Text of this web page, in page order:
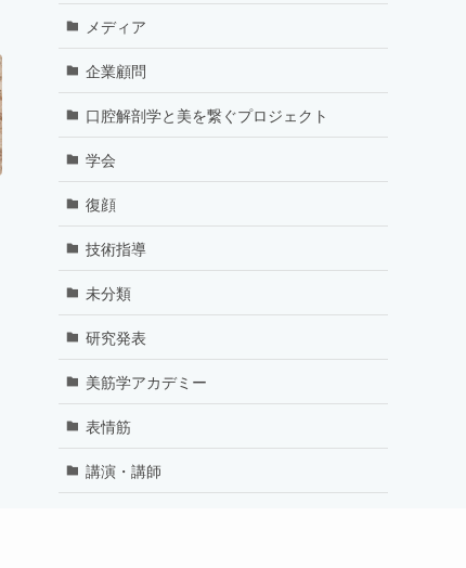
メディア
企業顧問
口腔解剖学と美を繋ぐプロジェクト
学会
復顔
技術指導
未分類
研究発表
美筋学アカデミー
表情筋
講演・講師